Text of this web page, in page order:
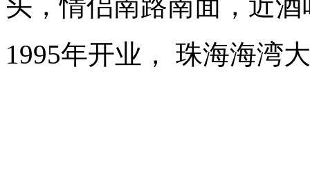
1995年开业， 珠海海